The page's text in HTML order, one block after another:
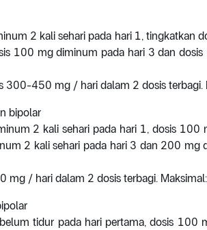
2 kali sehari pada hari 1, tingkatkan
100 mg diminum pada hari 3 dan
300-450 mg / hari dalam 2 dosis
bipolar
2 kali sehari pada hari 1, dosis 100
2 kali sehari pada hari 3 dan 200 mg
mg / hari dalam 2 dosis terbagi.
tidur pada hari pertama, dosis 100